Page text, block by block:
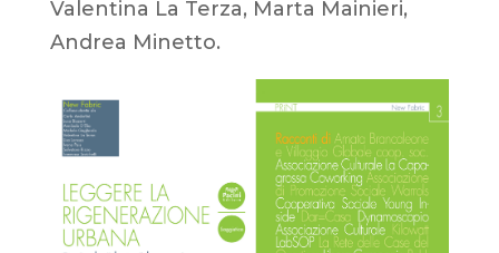
Valentina La Terza, Marta Mainieri,
Andrea Minetto.